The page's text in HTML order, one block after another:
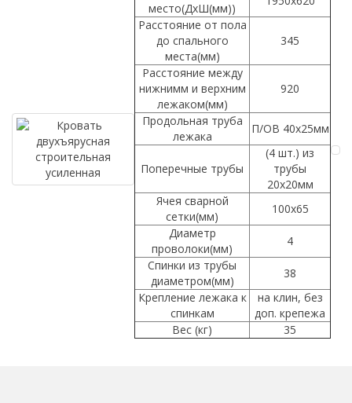
место(ДхШ(мм))
Расстояние от пола
до спального
места(мм)
345
Расстояние между
нижнимм и верхним
лежаком(мм)
920
Продольная труба
лежака
П/ОВ 40х25мм
Поперечные трубы
(4 шт.) из
трубы
20х20мм
Ячея сварной
сетки(мм)
100х65
Диаметр
проволоки(мм)
4
Спинки из трубы
диаметром(мм)
38
Крепление лежака к
спинкам
на клин, без
доп. крепежа
Вес (кг)
35